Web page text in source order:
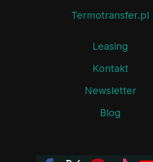
Termotransfer.pl
Leasing
Kontakt
Newsletter
Blog